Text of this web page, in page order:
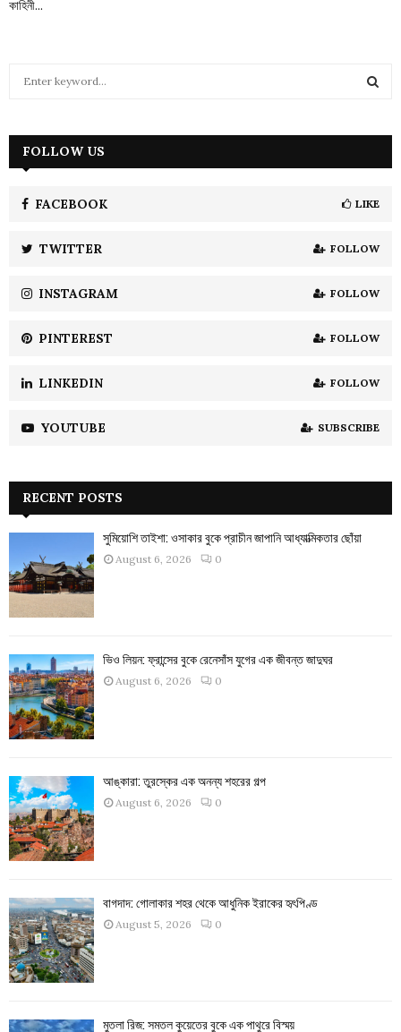
কাহিনী...
h
H
FOLLOW US
FACEBOOK LIKE
TWITTER FOLLOW
INSTAGRAM FOLLOW
PINTEREST FOLLOW
LINKEDIN FOLLOW
YOUTUBE SUBSCRIBE
RECENT POSTS
সুমিয়োশি তাইশা: ওসাকার বুকে প্রাচীন জাপানি আধ্যাত্মিকতার ছোঁয়া
August 6, 2026 0
ভিও লিয়ন: ফ্রান্সের বুকে রেনেসাঁস যুগের এক জীবন্ত জাদুঘর
August 6, 2026 0
আঙ্কারা: তুরস্কের এক অনন্য শহরের গল্প
August 6, 2026 0
বাগদাদ: গোলাকার শহর থেকে আধুনিক ইরাকের হৃৎপিণ্ড
August 5, 2026 0
মুতলা রিজ: সমতল কুয়েতের বুকে এক পাথুরে বিস্ময়